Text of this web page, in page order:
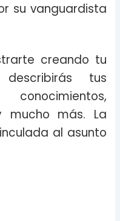
su vanguardista
creando tu
tus
mucho más. La
al asunto